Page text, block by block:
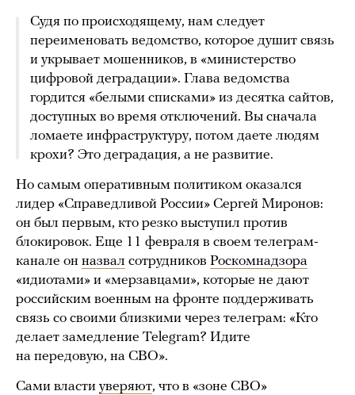
Судя по происходящему, нам следует
переименовать ведомство, которое душит связь
и укрывает мошенников, в «министерство
цифровой деградации». Глава ведомства
гордится «белыми списками» из десятка сайтов,
доступных во время отключений. Вы сначала
ломаете инфраструктуру, потом даете людям
крохи? Это деградация, а не развитие.
Но самым оперативным политиком оказался
лидер «Справедливой России» Сергей Миронов:
он был первым, кто резко выступил против
блокировок. Еще 11 февраля в своем телеграм-
канале он назвал сотрудников Роскомнадзора
«идиотами» и «мерзавцами», которые не дают
российским военным на фронте поддерживать
связь со своими близкими через телеграм: «Кто
делает замедление Telegram? Идите
на передовую, на СВО».
Сами власти уверяют, что в «зоне СВО»